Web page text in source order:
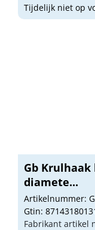
Tijdelijk niet op
Gb Krulhaak
diamete...
Artikelnummer:
Gtin:
Fabrikant artikel